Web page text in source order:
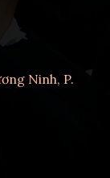
Ninh, P.